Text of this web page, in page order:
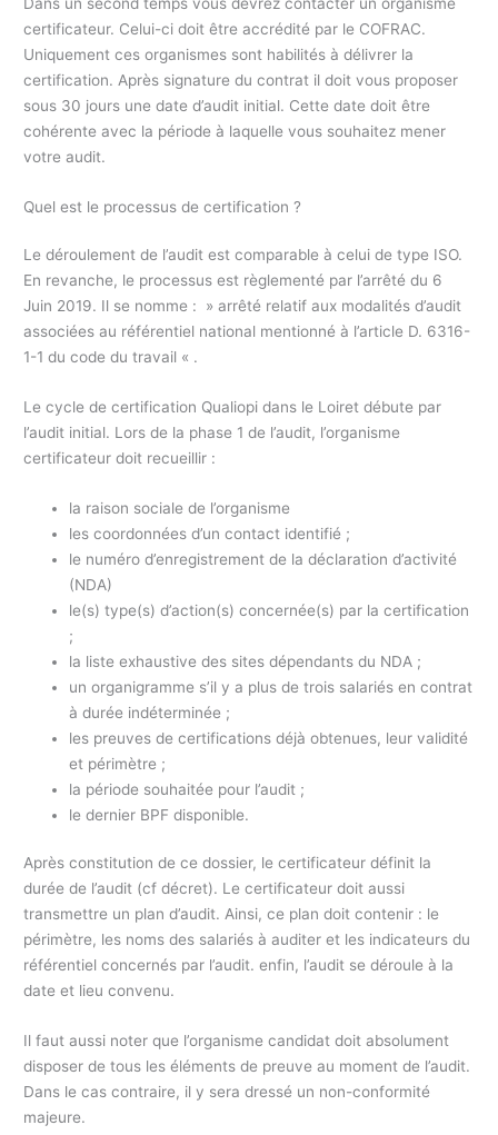
Dans un second temps vous devrez contacter un organisme
certificateur. Celui-ci doit être accrédité par le COFRAC.
Uniquement ces organismes sont habilités à délivrer la
certification. Après signature du contrat il doit vous proposer
sous 30 jours une date d’audit initial. Cette date doit être
cohérente avec la période à laquelle vous souhaitez mener
votre audit.
Quel est le processus de certification ?
Le déroulement de l’audit est comparable à celui de type ISO.
En revanche, le processus est règlementé par l’arrêté du 6
Juin 2019. Il se nomme : » arrêté relatif aux modalités d’audit
associées au référentiel national mentionné à l’article D. 6316-
1-1 du code du travail « .
Le cycle de certification Qualiopi dans le Loiret débute par
l’audit initial. Lors de la phase 1 de l’audit, l’organisme
certificateur doit recueillir :
la raison sociale de l’organisme
les coordonnées d’un contact identifié ;
le numéro d’enregistrement de la déclaration d’activité
(NDA)
le(s) type(s) d’action(s) concernée(s) par la certification
;
la liste exhaustive des sites dépendants du NDA ;
un organigramme s’il y a plus de trois salariés en contrat
à durée indéterminée ;
les preuves de certifications déjà obtenues, leur validité
et périmètre ;
la période souhaitée pour l’audit ;
le dernier BPF disponible.
Après constitution de ce dossier, le certificateur définit la
durée de l’audit (cf décret). Le certificateur doit aussi
transmettre un plan d’audit. Ainsi, ce plan doit contenir : le
périmètre, les noms des salariés à auditer et les indicateurs du
référentiel concernés par l’audit. enfin, l’audit se déroule à la
date et lieu convenu.
Il faut aussi noter que l’organisme candidat doit absolument
disposer de tous les éléments de preuve au moment de l’audit.
Dans le cas contraire, il y sera dressé un non-conformité
majeure.